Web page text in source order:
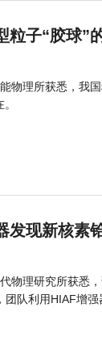
粒子“胶球”
物理所获悉，我
发现新核素
物理研究所获悉
团队利用HIAF增